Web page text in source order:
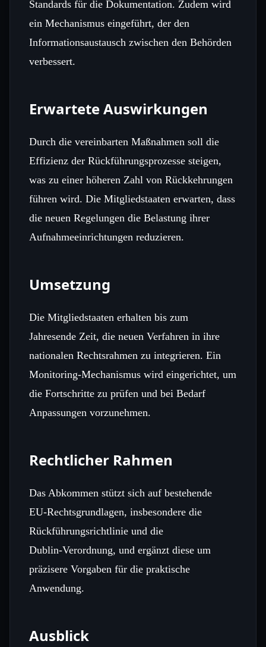
Standards für die Dokumentation. Zudem wird
ein Mechanismus eingeführt, der den
Informationsaustausch zwischen den Behörden
verbessert.
Erwartete Auswirkungen
Durch die vereinbarten Maßnahmen soll die
Effizienz der Rückführungsprozesse steigen,
was zu einer höheren Zahl von Rückkehrungen
führen wird. Die Mitgliedstaaten erwarten, dass
die neuen Regelungen die Belastung ihrer
Aufnahmeeinrichtungen reduzieren.
Umsetzung
Die Mitgliedstaaten erhalten bis zum
Jahresende Zeit, die neuen Verfahren in ihre
nationalen Rechtsrahmen zu integrieren. Ein
Monitoring‑Mechanismus wird eingerichtet, um
die Fortschritte zu prüfen und bei Bedarf
Anpassungen vorzunehmen.
Rechtlicher Rahmen
Das Abkommen stützt sich auf bestehende
EU‑Rechtsgrundlagen, insbesondere die
Rückführungsrichtlinie und die
Dublin‑Verordnung, und ergänzt diese um
präzisere Vorgaben für die praktische
Anwendung.
Ausblick